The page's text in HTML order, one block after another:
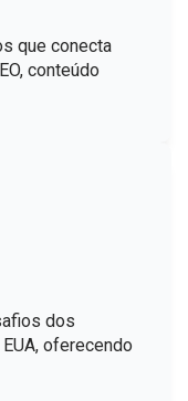
que conecta
conteúdo
dos
oferecendo